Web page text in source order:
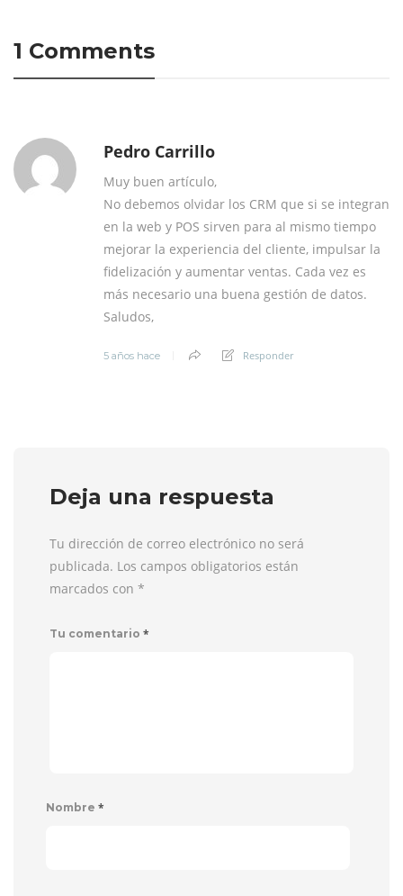
1 Comments
Pedro Carrillo
Muy buen artículo,
No debemos olvidar los CRM que si se integran
en la web y POS sirven para al mismo tiempo
mejorar la experiencia del cliente, impulsar la
fidelización y aumentar ventas. Cada vez es
más necesario una buena gestión de datos.
Saludos,
5 años hace Responder
Deja una respuesta
Tu dirección de correo electrónico no será
publicada. Los campos obligatorios están
marcados con *
Tu comentario *
Nombre *